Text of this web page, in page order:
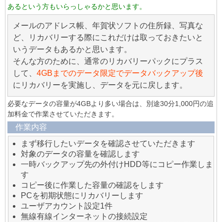
あるという方もいらっしゃるかと思います。
メールのアドレス帳、年賀状ソフトの住所録、写真な
ど、リカバリーする際にこれだけは取っておきたいと
いうデータもあるかと思います。
そんな方のために、通常のリカバリーパックにプラス
して、 4GBまでのデータ限定でデータバックアップ後
にリカバリーを実施し、データを元に戻します。
必要なデータの容量が4GBより多い場合は、別途30分1,000円の追
加料金で作業させていただきます。
作業内容
まず移行したいデータを確認させていただきます
対象のデータの容量を確認します
一時バックアップ先の外付けHDD等にコピー作業しま
す
コピー後に作業した容量の確認をします
PCを初期状態にリカバリーします
ユーザアカウント設定1件
無線有線インターネットの接続設定